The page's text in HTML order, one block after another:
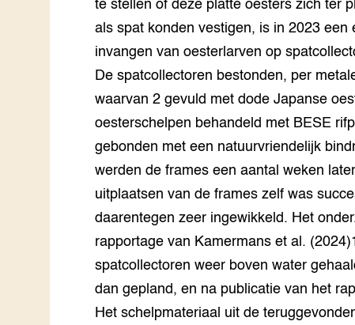
Groen, grond en infra
Varkenshouderij
EURCAW-Pigs
Groenpact Digitalisering &
Technologie
Groen, welbevinden en
klimaatadaptatie
CoE Groen
Plantaardige genetische
bronnen
Genetische diversiteit
landbouwhuisdieren
te stellen of deze platte oesters zich ter
als spat konden vestigen, is in 2023 een
invangen van oesterlarven op
De spatcollectoren bestonden, per
waarvan 2 gevuld met dode Japanse
oesterschelpen behandeld met BESE
gebonden met een natuurvriendelijk
werden de frames een aantal weken
uitplaatsen van de frames zelf was
daarentegen zeer ingewikkeld. Het
rapportage van Kamermans et al.
spatcollectoren weer boven water
dan gepland, en na publicatie van het
Het schelpmateriaal uit de